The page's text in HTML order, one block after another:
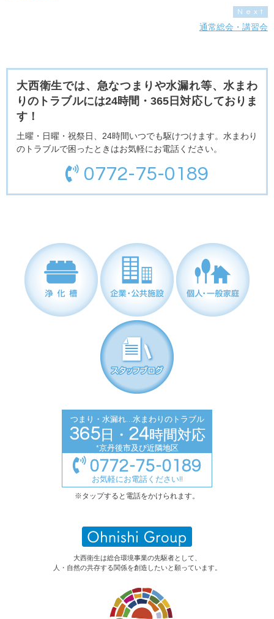
Next
通常総会・講習会
大西衛生では、急なつまりや水漏れ等、水まわ
りのトラブルには24時間・365日対応しておりま
す！
土曜・日曜・祝祭日、24時間いつでも駆けつけます。水まわり
のトラブルで困ったときはお気軽にお電話ください。
0772-75-0189
企業・公共施設
つまり・水漏れ…水まわりのトラブル
365日・ 24時間対応
*京丹後市及び近隣地区
0772-75-0189
お気軽にお電話ください!!
※タップすると電話をかけられます。
大西衛生は総合環境事業の先駆者として、
人・自然の共存する関係を創造したいと願っています。